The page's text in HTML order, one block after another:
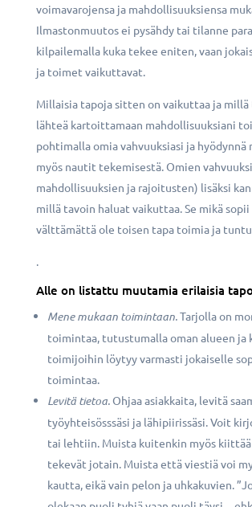
voimavarojensa ja mahdollisuuksiensa
Ilmastonmuutos ei pysähdy tai tilanne
kilpailemalla kuka tekee eniten, vaan
ja toimet vaikuttavat.
Millaisia tapoja sitten on vaikuttaa ja millä
lähteä kartoittamaan mahdollisuuksiani
pohtimalla omia vahvuuksiasi ja hyödynnä
myös nautit tekemisestä. Omien
mahdollisuuksien ja rajoitusten) lisäksi
millä tavoin haluat vaikuttaa. Se mikä
välttämättä ole toisen tapa toimia ja
.
Alle on listattu muutamia erilaisia
Mene mukaan toimintaan.Tarjolla on
toimintaa, tutustumalla oman alueen ja
toimijoihin löytyy varmasti jokaiselle
toimintaa.
Levitä tietoa.Ohjaa asiakkaita, levitä
työyhteisösssäsi ja lähipiirissäsi. Voit
tai lehtiin. Muista kuitenkin myös
tekevät jotain. Muista että viestiä voi
kautta, eikä vain pelon ja uhkakuvien.